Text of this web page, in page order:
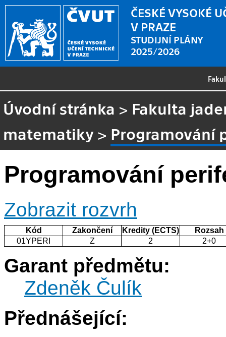
ČESKÉ VYSOKÉ
V PRAZE
STUDIJNÍ PLÁNY
2025/2026
Úvodní stránka > Fakulta
matematiky > Programování
Programování
Zobrazit rozvrh
Kód Zakončení Kredity (ECTS)
Rozsah
01YPERI
Z 2 2+0
Garant předmětu:
Zdeněk Čulík
Přednášející: